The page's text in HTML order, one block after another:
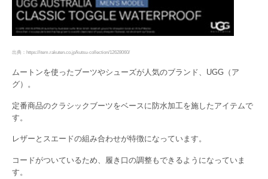
出典：https://item.rakuten.co.jp/kutsu-collection/12628060/
ムートンを使ったブーツやシューズが人気のブランド、UGG（ア
グ）。
定番商品のクラシックブーツをベースに防水加工を施したアイテムで
す。
レザーとスエードの組み合わせが特徴になっています。
コードがついているため、履き口の調整もできるようになっていま
す。